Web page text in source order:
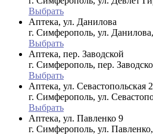
Выбрать
Аптека, ул. Данилова
г. Симферополь, ул.
Выбрать
Аптека, пер. Заводской
г. Симферополь, пер.
Выбрать
Аптека, ул. Севастопольская
г. Симферополь, ул.
Выбрать
Аптека, ул. Павленко 9
г. Симферополь, ул.